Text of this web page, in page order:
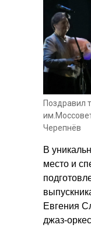
В
место и
Евгения
джаз-
Поздравил
Черепнёв